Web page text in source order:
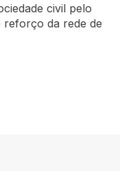
civil pelo
da rede de